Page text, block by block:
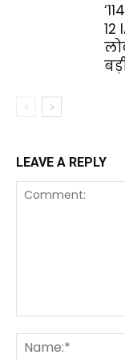
12
LEAVE A REPLY